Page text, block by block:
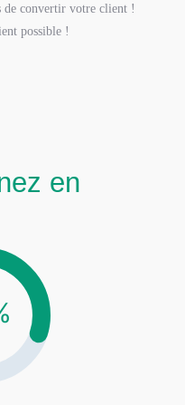
de convertir votre client !
possible !
en